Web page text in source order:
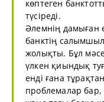
көптеген
түсіреді.
Әлемнің дамыған
банктің
жолықты. Бұл
үлкен қиындық
енді ғана
проблемалар бар,